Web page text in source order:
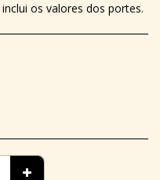
os valores dos portes.